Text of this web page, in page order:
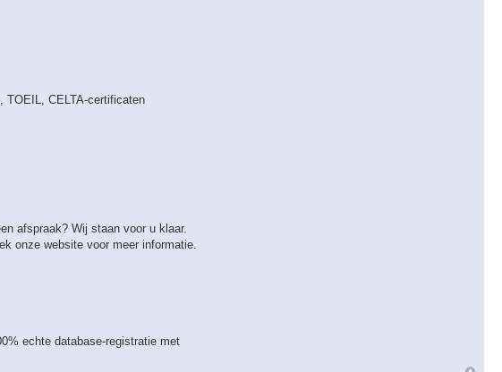
TOEIL, CELTA-certificaten
afspraak? Wij staan ​​voor u klaar.
onze website voor meer informatie.
echte database-registratie met